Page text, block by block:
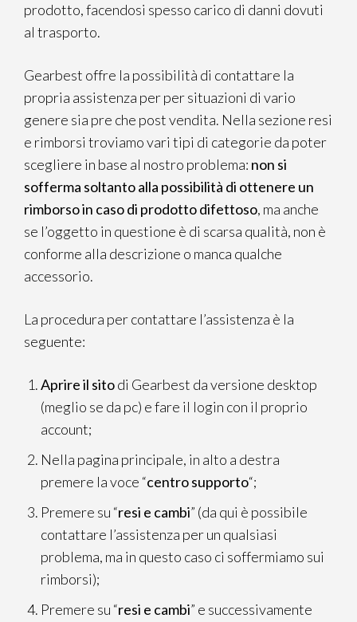
prodotto, facendosi spesso carico di danni dovuti
al trasporto.
Gearbest offre la possibilità di contattare la
propria assistenza per per situazioni di vario
genere sia pre che post vendita. Nella sezione resi
e rimborsi troviamo vari tipi di categorie da poter
scegliere in base al nostro problema: non si
sofferma soltanto alla possibilità di ottenere un
rimborso in caso di prodotto difettoso, ma anche
se l’oggetto in questione è di scarsa qualità, non è
conforme alla descrizione o manca qualche
accessorio.
La procedura per contattare l’assistenza è la
seguente:
Aprire il sitodi Gearbest da versione desktop
(meglio se da pc) e fare il login con il proprio
account;
Nella pagina principale, in alto a destra
premere la voce “centro supporto“;
Premere su “resi e cambi” (da qui è possibile
contattare l’assistenza per un qualsiasi
problema, ma in questo caso ci soffermiamo sui
rimborsi);
Premere su “resi e cambi” e successivamente